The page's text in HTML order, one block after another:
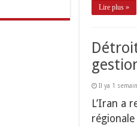
Lire plus »
Il ya 1
L’Iran a